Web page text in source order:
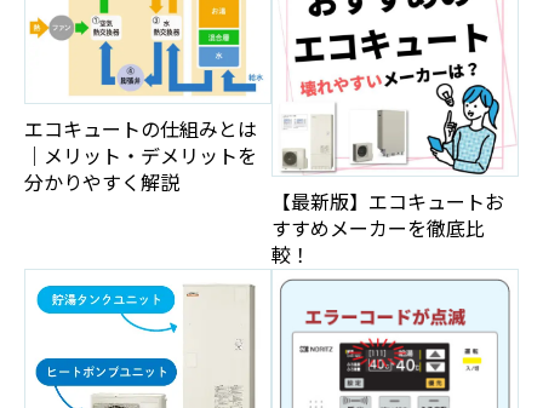
エコキュートの仕組みとは
｜メリット・デメリットを
分かりやすく解説
【最新版】エコキュートお
すすめメーカーを徹底比
較！